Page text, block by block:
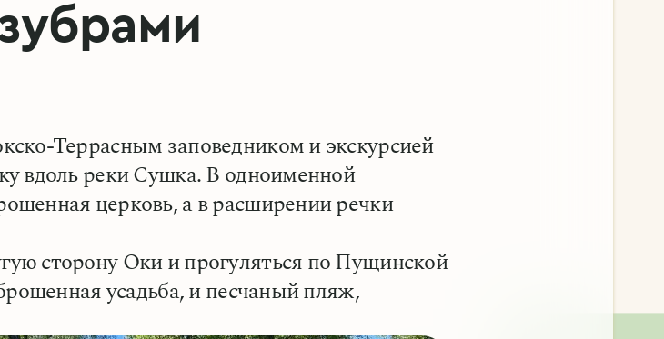
Террасным заповедником и экскурсией
вдоль реки Сушка. В одноименной
церковь, а в расширении речки
сторону Оки и прогуляться по Пущинской
усадьба, и песчаный пляж,